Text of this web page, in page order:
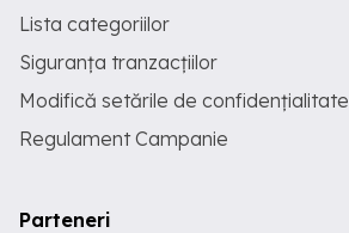
Lista categoriilor
Siguranța tranzacțiilor
Modifică setările de confidențialitate
Regulament Campanie
Parteneri